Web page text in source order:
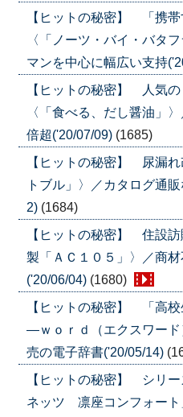
【ヒットの秘密】 「携
〈「ノーツ・バイ・バタ
マンを中心に幅広い支持
【ヒットの秘密】 人気
〈「食べる、だし醤油」
倍超('20/07/09) (1685)
【ヒットの秘密】 尿漏
トブル」〉／カタログ通
2) (1684)
【ヒットの秘密】 住設
製「ＡＣ１０５」〉／商
('20/06/04) (1680)
【ヒットの秘密】 「高
―ｗｏｒｄ（エクスワード
売の電子辞書('20/05/14)
【ヒットの秘密】 シリ
ネッツ 凛座コンフォート